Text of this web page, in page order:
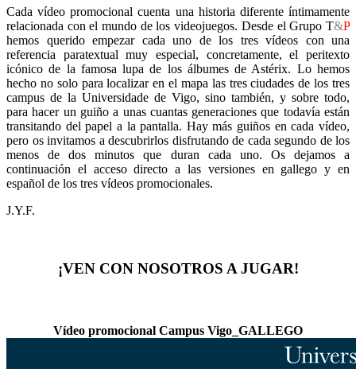
Cada vídeo promocional cuenta una historia diferente íntimamente
relacionada con el mundo de los videojuegos. Desde el Grupo T&P
hemos querido empezar cada uno de los tres vídeos con una
referencia paratextual muy especial, concretamente, el peritexto
icónico de la famosa lupa de los álbumes de Astérix. Lo hemos
hecho no solo para localizar en el mapa las tres ciudades de los tres
campus de la Universidade de Vigo, sino también, y sobre todo,
para hacer un guiño a unas cuantas generaciones que todavía están
transitando del papel a la pantalla. Hay más guiños en cada vídeo,
pero os invitamos a descubrirlos disfrutando de cada segundo de los
menos de dos minutos que duran cada uno. Os dejamos a
continuación el acceso directo a las versiones en gallego y en
español de los tres vídeos promocionales.
J.Y.F.
¡VEN CON NOSOTROS A JUGAR!
Vídeo promocional Campus Vigo_GALLEGO